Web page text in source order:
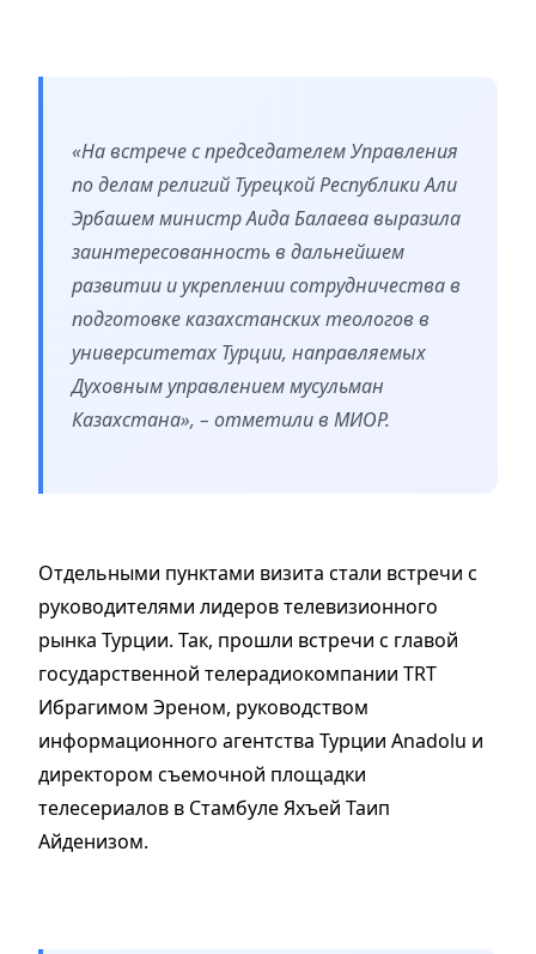
«На встрече с председателем Управления
по делам религий Турецкой Республики Али
Эрбашем министр Аида Балаева выразила
заинтересованность в дальнейшем
развитии и укреплении сотрудничества в
подготовке казахстанских теологов в
университетах Турции, направляемых
Духовным управлением мусульман
Казахстана», – отметили в МИОР.
Отдельными пунктами визита стали встречи с
руководителями лидеров телевизионного
рынка Турции. Так, прошли встречи с главой
государственной телерадиокомпании TRT
Ибрагимом Эреном, руководством
информационного агентства Турции Anadolu и
директором съемочной площадки
телесериалов в Стамбуле Яхъей Таип
Айденизом.